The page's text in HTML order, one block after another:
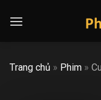
Trang chủ » Phim »